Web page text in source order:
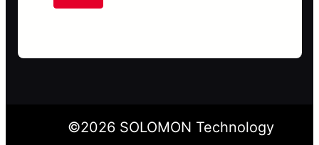
©2026SOLOMON Technology